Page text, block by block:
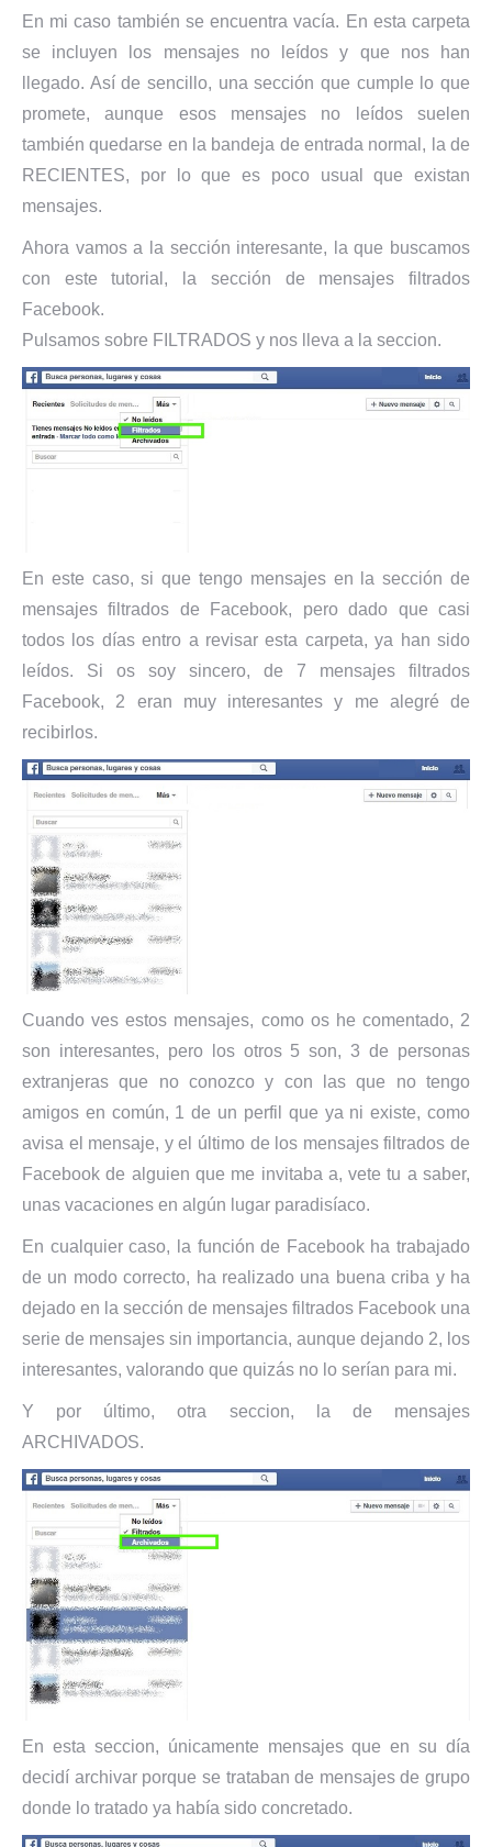
En mi caso también se encuentra vacía. En esta carpeta
se incluyen los mensajes no leídos y que nos han
llegado. Así de sencillo, una sección que cumple lo que
promete, aunque esos mensajes no leídos suelen
también quedarse en la bandeja de entrada normal, la de
RECIENTES, por lo que es poco usual que existan
mensajes.
Ahora vamos a la sección interesante, la que buscamos
con este tutorial, la sección de mensajes filtrados
Facebook.
Pulsamos sobre FILTRADOS y nos lleva a la seccion.
En este caso, si que tengo mensajes en la sección de
mensajes filtrados de Facebook, pero dado que casi
todos los días entro a revisar esta carpeta, ya han sido
leídos. Si os soy sincero, de 7 mensajes filtrados
Facebook, 2 eran muy interesantes y me alegré de
recibirlos.
Cuando ves estos mensajes, como os he comentado, 2
son interesantes, pero los otros 5 son, 3 de personas
extranjeras que no conozco y con las que no tengo
amigos en común, 1 de un perfil que ya ni existe, como
avisa el mensaje, y el último de los mensajes filtrados de
Facebook de alguien que me invitaba a, vete tu a saber,
unas vacaciones en algún lugar paradisíaco.
En cualquier caso, la función de Facebook ha trabajado
de un modo correcto, ha realizado una buena criba y ha
dejado en la sección de mensajes filtrados Facebook una
serie de mensajes sin importancia, aunque dejando 2, los
interesantes, valorando que quizás no lo serían para mi.
Y por último, otra seccion, la de mensajes
ARCHIVADOS.
En esta seccion, únicamente mensajes que en su día
decidí archivar porque se trataban de mensajes de grupo
donde lo tratado ya había sido concretado.